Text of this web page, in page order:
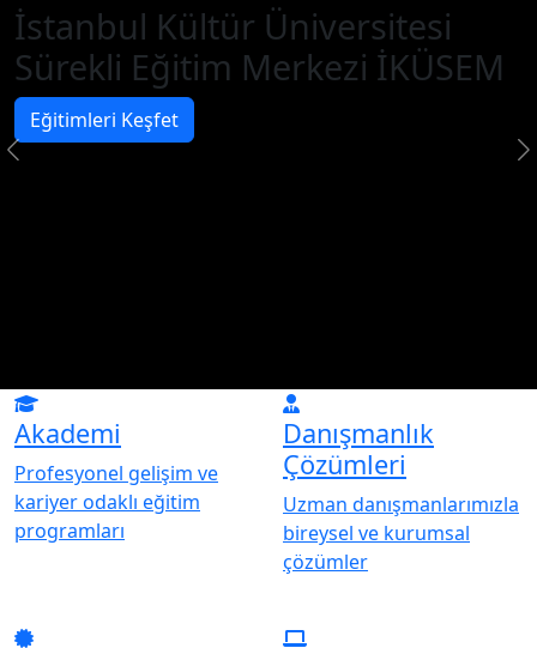
İstanbul Kültür Üniversitesi
Sürekli Eğitim Merkezi İKÜSEM
Eğitimleri Keşfet
Akademi
Profesyonel gelişim ve
kariyer odaklı eğitim
programları
Danışmanlık
Çözümleri
Uzman danışmanlarımızla
bireysel ve kurumsal
çözümler